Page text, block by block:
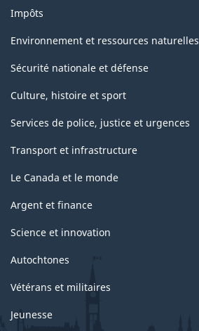
Impôts
Environnement et ressources naturelles
Sécurité nationale et défense
Culture, histoire et sport
Services de police, justice et urgences
Transport et infrastructure
Le Canada et le monde
Argent et finance
Science et innovation
Autochtones
Vétérans et militaires
Jeunesse